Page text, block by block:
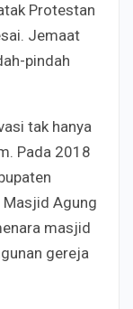
Protestan
Jemaat
pindah
tak hanya
Pada 2018
Masjid Agung
masjid
gereja